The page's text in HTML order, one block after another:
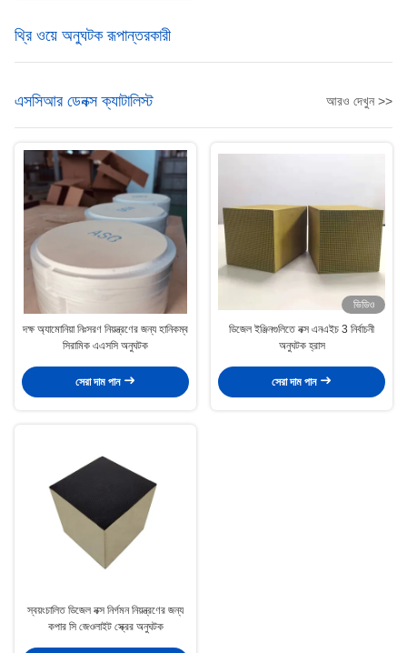
থ্রি ওয়ে অনুঘটক রূপান্তরকারী
এসসিআর ডেনক্স ক্যাটালিস্ট আরও দেখুন >>
দক্ষ অ্যামোনিয়া নিঃসরণ নিয়ন্ত্রণের জন্য হানিকম্ব
সিরামিক এএসসি অনুঘটক
সেরা দাম পান
ভিডিও
ডিজেল ইঞ্জিনগুলিতে নক্স এনএইচ 3 নির্বাচনী
অনুঘটক হ্রাস
সেরা দাম পান
স্বয়ংচালিত ডিজেল নক্স নির্গমন নিয়ন্ত্রণের জন্য
কপার সি জেওলাইট স্ক্রের অনুঘটক